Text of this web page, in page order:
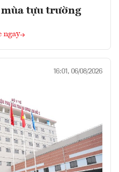
tựu trường
ngay
16:01, 06/08/2026